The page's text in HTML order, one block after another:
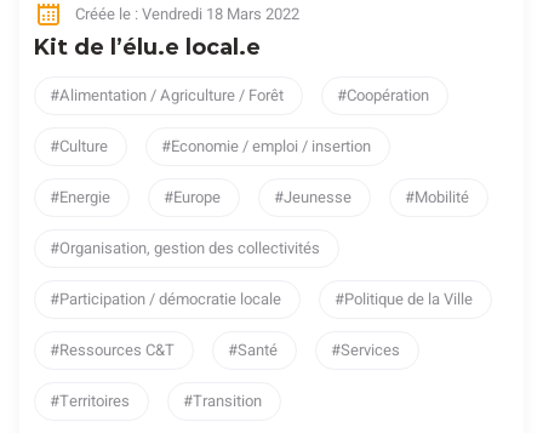
Créée le : Vendredi 18 Mars 2022
Kit de l’élu.e local.e
Alimentation / Agriculture / Forêt Coopération
Culture Economie / emploi / insertion
Energie Europe Jeunesse Mobilité
Organisation, gestion des collectivités
Participation / démocratie locale Politique de la Ville
Ressources C&T Santé Services
Territoires Transition